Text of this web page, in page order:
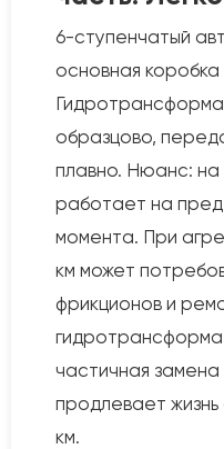
6-ступенчатый
основная
образцово,
плавно. Нюанс:
работает на
момента. При
км может
фрикционов и
частичная
продлевает
км.